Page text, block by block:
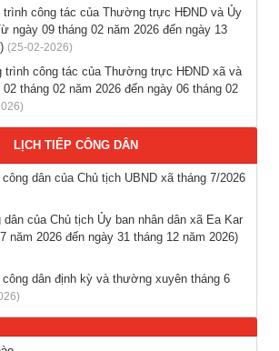
tư vấn, tuyển dụng lao động đi làm việc
tư vấn, tuyển dụng lao động đi làm việc ở
lao động Việt Nam vào các vị trí dự kiến
động nước ngoài
trình công tác của Thường trực HĐND và Ủy
ngày 09 tháng 02 năm 2026 đến ngày 13
(25-02-2026)
trình công tác của Thường trực HĐND xã và
tháng 02 năm 2026 đến ngày 06 tháng 02
LỊCH TIẾP CÔNG DÂN
dân của Chủ tịch UBND xã tháng 7/2026
dân của Chủ tịch Ủy ban nhân dân xã Ea Kar
năm 2026 đến ngày 31 tháng 12 năm 2026)
dân định kỳ và thường xuyên tháng 6